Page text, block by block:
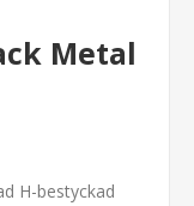
Metal
H-bestyckad